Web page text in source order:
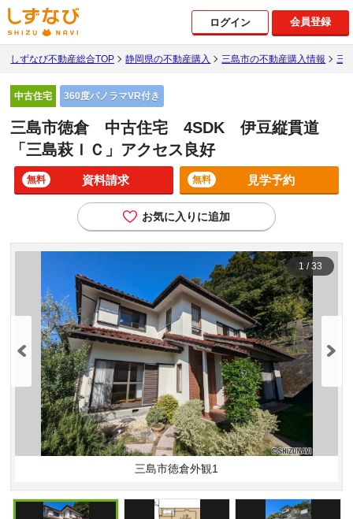
ログイン 会員登録
しずなび不動産総合TOP 静岡県の不動産購入 三島市の不動産購入情報 三
中古住宅 360度パノラマVR付き
三島市徳倉 中古住宅 4SDK 伊豆縦貫道
「三島萩ＩＣ」アクセス良好
資料請求
無料 見学予約
無料
お気に入りに追加
三島市徳倉外観1
1 / 33